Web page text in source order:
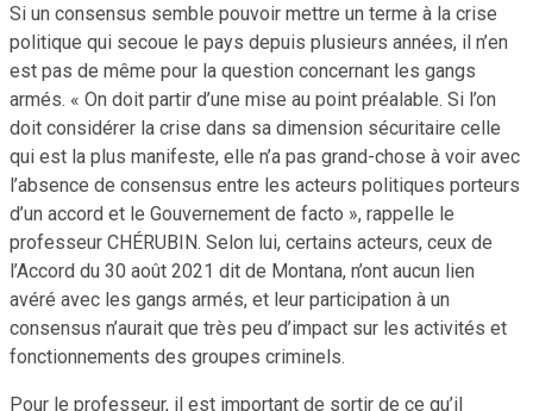
Si un consensus semble pouvoir mettre un terme à la crise
politique qui secoue le pays depuis plusieurs années, il n’en
est pas de même pour la question concernant les gangs
armés. « On doit partir d’une mise au point préalable. Si l’on
doit considérer la crise dans sa dimension sécuritaire celle
qui est la plus manifeste, elle n’a pas grand-chose à voir avec
l’absence de consensus entre les acteurs politiques porteurs
d’un accord et le Gouvernement de facto », rappelle le
professeur CHÉRUBIN. Selon lui, certains acteurs, ceux de
l’Accord du 30 août 2021 dit de Montana, n’ont aucun lien
avéré avec les gangs armés, et leur participation à un
consensus n’aurait que très peu d’impact sur les activités et
fonctionnements des groupes criminels.
Pour le professeur, il est important de sortir de ce qu’il